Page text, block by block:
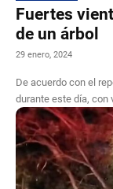
Fuertes
de un árbol
29 enero, 2024
De acuerdo con el
durante este día, con